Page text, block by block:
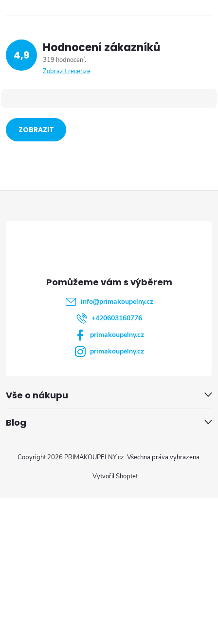
4,9 Hodnocení zákazníků
319 hodnocení
Zobrazit recenze
ZOBRAZIT
info@primakoupelny.cz
+420603160776
primakoupelny.cz
primakoupelny.cz
Vše o nákupu
Blog
Vytvořil Shoptet
Copyright 2026 PRIMAKOUPELNY.cz. Všechna práva vyhrazena.